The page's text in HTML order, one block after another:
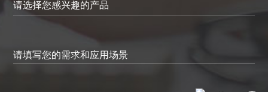
请填写您的需求和应用场景